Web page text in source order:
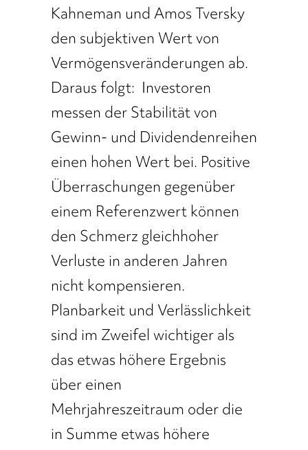
Kahneman und Amos Tversky
den subjektiven Wert von
Vermögensveränderungen ab.
Daraus folgt: Investoren
messen der Stabilität von
Gewinn- und Dividendenreihen
einen hohen Wert bei. Positive
Überraschungen gegenüber
einem Referenzwert können
den Schmerz gleichhoher
Verluste in anderen Jahren
nicht kompensieren.
Planbarkeit und Verlässlichkeit
sind im Zweifel wichtiger als
das etwas höhere Ergebnis
über einen
Mehrjahreszeitraum oder die
in Summe etwas höhere